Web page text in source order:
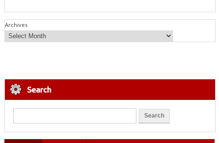
Archives
Search